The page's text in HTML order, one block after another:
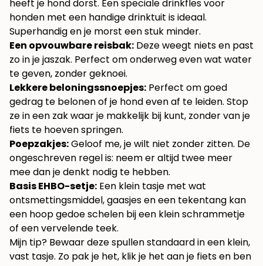
heeft je hond dorst. Een speciale drinkfles voor
honden met een handige drinktuit is ideaal.
Superhandig en je morst een stuk minder.
Een opvouwbare reisbak: Deze weegt niets en past
zo in je jaszak. Perfect om onderweg even wat water
te geven, zonder geknoei.
Lekkere beloningssnoepjes: Perfect om goed
gedrag te belonen of je hond even af te leiden. Stop
ze in een zak waar je makkelijk bij kunt, zonder van je
fiets te hoeven springen.
Poepzakjes:Geloof me, je wilt niet zonder zitten. De
ongeschreven regel is: neem er altijd twee meer
mee dan je denkt nodig te hebben.
Basis EHBO-setje: Een klein tasje met wat
ontsmettingsmiddel, gaasjes en een tekentang kan
een hoop gedoe schelen bij een klein schrammetje
of een vervelende teek.
Mijn tip? Bewaar deze spullen standaard in een klein,
vast tasje. Zo pak je het, klik je het aan je fiets en ben